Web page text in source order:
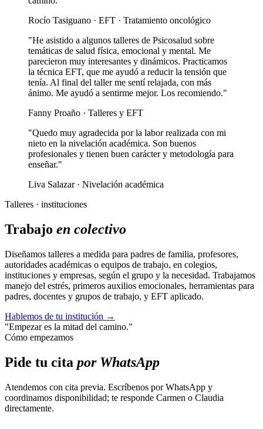
Rocío Tasiguano · EFT · Tratamiento oncológico
"He asistido a algunos talleres de Psicosalud sobre
temáticas de salud física, emocional y mental. Me
parecieron muy interesantes y dinámicos. Practicamos
la técnica EFT, que me ayudó a reducir la tensión que
tenía. Al final del taller me sentí relajada, con más
ánimo. Me ayudó a sentirme mejor. Los recomiendo."
Fanny Proaño · Talleres y EFT
"Quedo muy agradecida por la labor realizada con mi
nieto en la nivelación académica. Son buenos
profesionales y tienen buen carácter y metodología para
enseñar."
Liva Salazar · Nivelación académica
Talleres · instituciones
Trabajo en colectivo
Diseñamos talleres a medida para padres de familia, profesores,
autoridades académicas o equipos de trabajo, en colegios,
instituciones y empresas, según el grupo y la necesidad. Trabajamos
manejo del estrés, primeros auxilios emocionales, herramientas para
padres, docentes y grupos de trabajo, y EFT aplicado.
Hablemos de tu institución →
"Empezar es la mitad del camino."
Cómo empezamos
Pide tu cita por WhatsApp
Atendemos con cita previa. Escríbenos por WhatsApp y
coordinamos disponibilidad; te responde Carmen o Claudia
directamente.